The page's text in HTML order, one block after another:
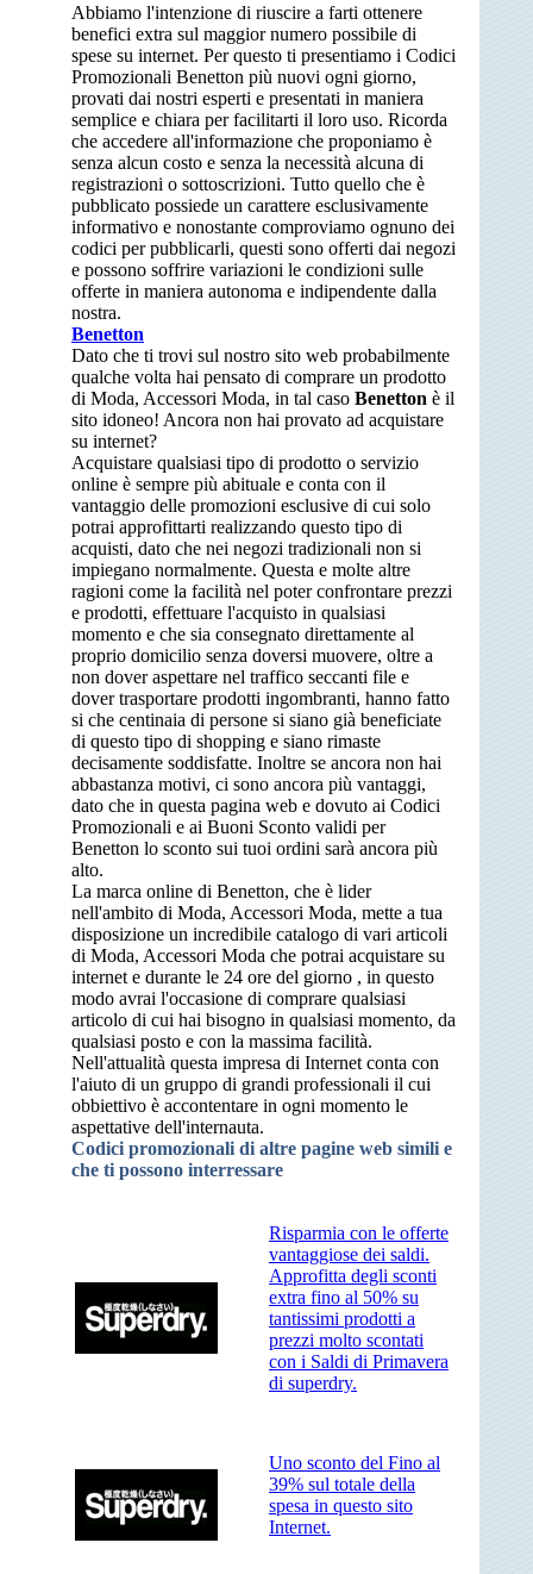
Abbiamo l'intenzione di riuscire a farti ottenere
benefici extra sul maggior numero possibile di
spese su internet. Per questo ti presentiamo i Codici
Promozionali Benetton più nuovi ogni giorno,
provati dai nostri esperti e presentati in maniera
semplice e chiara per facilitarti il loro uso. Ricorda
che accedere all'informazione che proponiamo è
senza alcun costo e senza la necessità alcuna di
registrazioni o sottoscrizioni. Tutto quello che è
pubblicato possiede un carattere esclusivamente
informativo e nonostante comproviamo ognuno dei
codici per pubblicarli, questi sono offerti dai negozi
e possono soffrire variazioni le condizioni sulle
offerte in maniera autonoma e indipendente dalla
nostra.
Benetton
Dato che ti trovi sul nostro sito web probabilmente
qualche volta hai pensato di comprare un prodotto
di Moda, Accessori Moda, in tal caso Benetton è il
sito idoneo! Ancora non hai provato ad acquistare
su internet?
Acquistare qualsiasi tipo di prodotto o servizio
online è sempre più abituale e conta con il
vantaggio delle promozioni esclusive di cui solo
potrai approfittarti realizzando questo tipo di
acquisti, dato che nei negozi tradizionali non si
impiegano normalmente. Questa e molte altre
ragioni come la facilità nel poter confrontare prezzi
e prodotti, effettuare l'acquisto in qualsiasi
momento e che sia consegnato direttamente al
proprio domicilio senza doversi muovere, oltre a
non dover aspettare nel traffico seccanti file e
dover trasportare prodotti ingombranti, hanno fatto
si che centinaia di persone si siano già beneficiate
di questo tipo di shopping e siano rimaste
decisamente soddisfatte. Inoltre se ancora non hai
abbastanza motivi, ci sono ancora più vantaggi,
dato che in questa pagina web e dovuto ai Codici
Promozionali e ai Buoni Sconto validi per
Benetton lo sconto sui tuoi ordini sarà ancora più
alto.
La marca online di Benetton, che è lider
nell'ambito di Moda, Accessori Moda, mette a tua
disposizione un incredibile catalogo di vari articoli
di Moda, Accessori Moda che potrai acquistare su
internet e durante le 24 ore del giorno , in questo
modo avrai l'occasione di comprare qualsiasi
articolo di cui hai bisogno in qualsiasi momento, da
qualsiasi posto e con la massima facilità.
Nell'attualità questa impresa di Internet conta con
l'aiuto di un gruppo di grandi professionali il cui
obbiettivo è accontentare in ogni momento le
aspettative dell'internauta.
Codici promozionali di altre pagine web simili e
che ti possono interressare
Risparmia con le offerte
vantaggiose dei saldi.
Approfitta degli sconti
extra fino al 50% su
tantissimi prodotti a
prezzi molto scontati
con i Saldi di Primavera
di superdry.
Uno sconto del Fino al
39% sul totale della
spesa in questo sito
Internet.